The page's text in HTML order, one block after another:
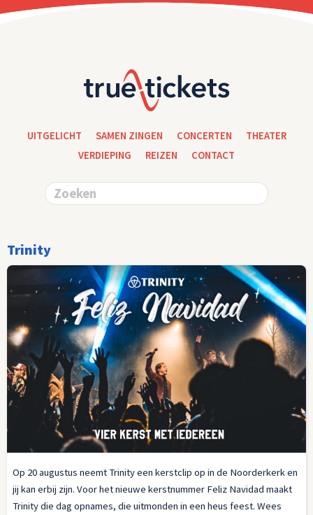
UITGELICHT SAMEN ZINGEN CONCERTEN
THEATER
VERDIEPING
REIZEN CONTACT
Trinity
Op 20 augustus neemt Trinity een kerstclip op in de Noorderkerk en
jij kan erbij zijn. Voor het nieuwe kerstnummer Feliz Navidad maakt
Trinity die dag opnames, die uitmonden in een heus feest. Wees